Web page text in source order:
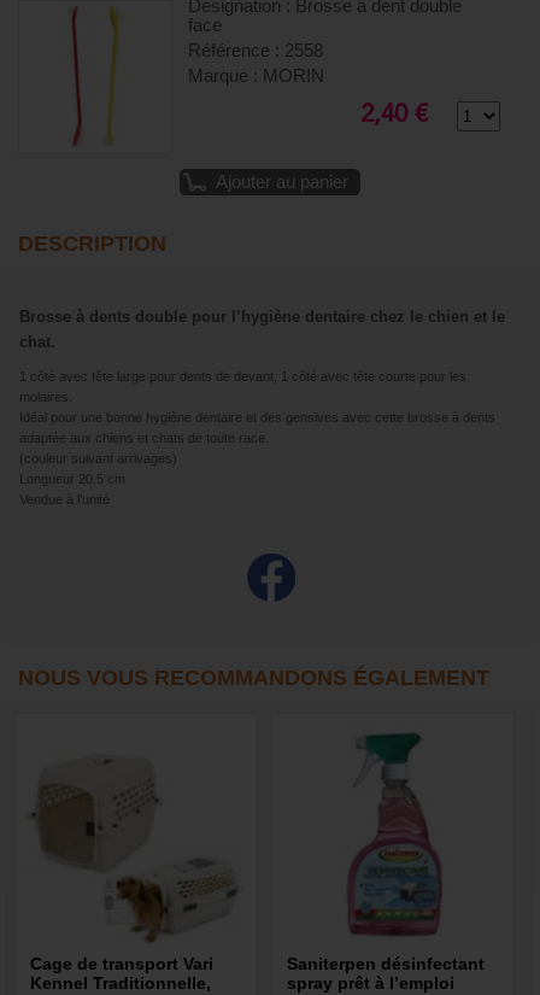
Désignation : Brosse à dent double
face
Référence : 2558
Marque : MORIN
2,40 €
Ajouter au panier
DESCRIPTION
Brosse à dents double pour l’hygiène dentaire chez le chien et le
chat.
1 côté avec tête large pour dents de devant, 1 côté avec tête courte pour les
molaires.
Idéal pour une bonne hygiène dentaire et des gensives avec cette brosse à dents
adaptée aux chiens et chats de toute race.
(couleur suivant arrivages)
Longueur 20.5 cm
Vendue à l’unité
NOUS VOUS RECOMMANDONS ÉGALEMENT
Cage de transport Vari
Kennel Traditionnelle,
Saniterpen désinfectant
spray prêt à l’emploi